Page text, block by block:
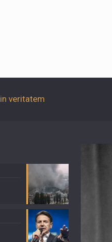
in veritatem